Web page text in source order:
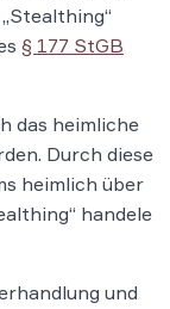
„Stealthing“
§ 177 StGB
das heimliche
Durch diese
heimlich über
handele
und